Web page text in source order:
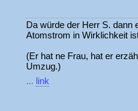
Da würde der Herr S. dann
Atomstrom in Wirklichkeit
(Er hat ne Frau, hat er
Umzug.)
... link